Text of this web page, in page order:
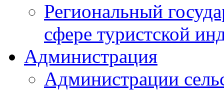
Региональный
сфере туристской
Администрация
Администрации